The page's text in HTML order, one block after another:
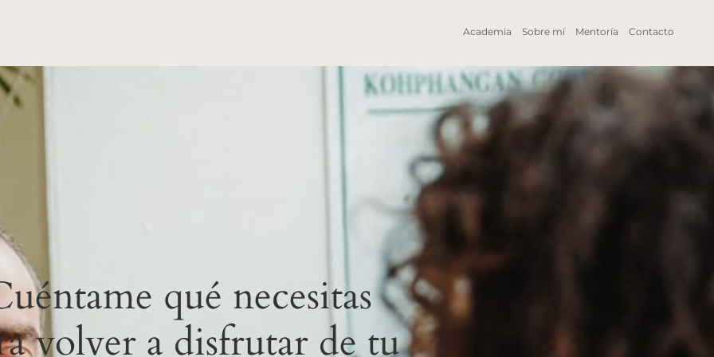
Academia Sobre mí Mentoría Contacto
qué necesitas
volver a disfrutar de tu